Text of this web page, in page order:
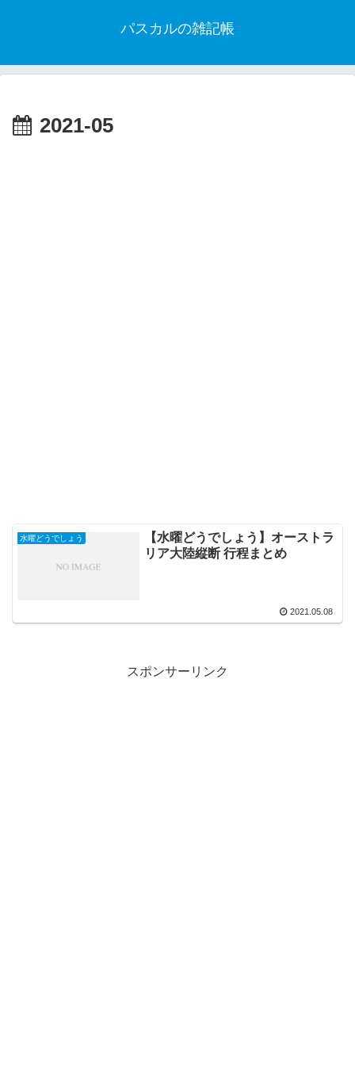
パスカルの雑記帳
2021-05
水曜どうでしょう
【水曜どうでしょう】オーストラ
リア大陸縦断 行程まとめ
2021.05.08
スポンサーリンク